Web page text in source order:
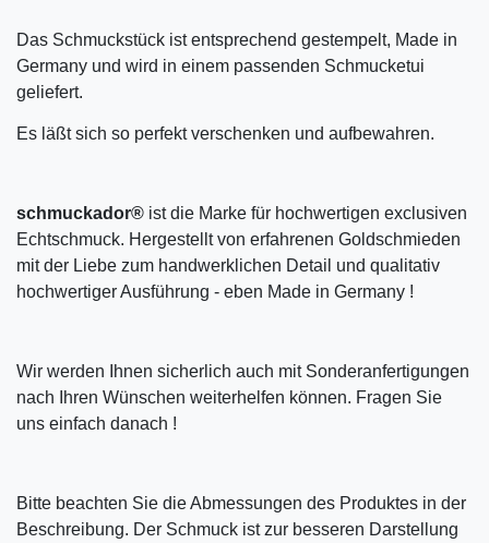
Das Schmuckstück ist entsprechend gestempelt, Made in
Germany und wird in einem passenden Schmucketui
geliefert.
Es läßt sich so perfekt verschenken und aufbewahren.
schmuckador® ist die Marke für hochwertigen exclusiven
Echtschmuck. Hergestellt von erfahrenen Goldschmieden
mit der Liebe zum handwerklichen Detail und qualitativ
hochwertiger Ausführung - eben Made in Germany !
Wir werden Ihnen sicherlich auch mit Sonderanfertigungen
nach Ihren Wünschen weiterhelfen können. Fragen Sie
uns einfach danach !
Bitte beachten Sie die Abmessungen des Produktes in der
Beschreibung. Der Schmuck ist zur besseren Darstellung